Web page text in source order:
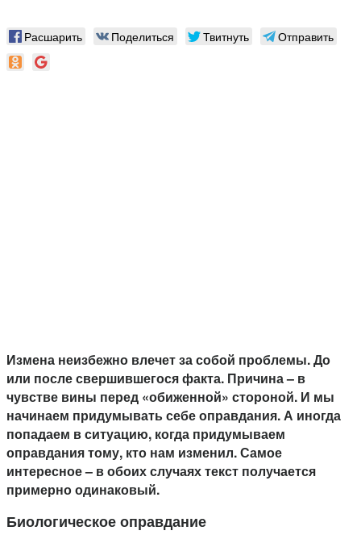
Расшарить Поделиться Твитнуть Отправить
Измена неизбежно влечет за собой проблемы. До
или после свершившегося факта. Причина – в
чувстве вины перед «обиженной» стороной. И мы
начинаем придумывать себе оправдания. А иногда
попадаем в ситуацию, когда придумываем
оправдания тому, кто нам изменил. Самое
интересное – в обоих случаях текст получается
примерно одинаковый.
Биологическое оправдание